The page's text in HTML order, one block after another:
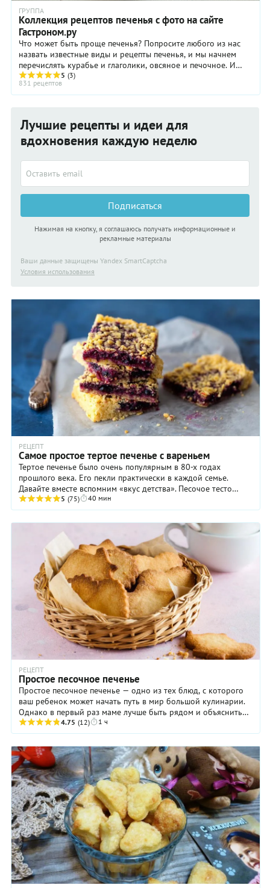
ГРУППА
Коллекция рецептов печенья с фото на сайте
Гастроном.ру
Что может быть проще печенья? Попросите любого из нас
назвать известные виды и рецепты печенья, и мы начнем
перечислять курабье и глаголики, овсяное и печочное. И
хотя видов печенья довольно ...
5 (3)
831 рецептов
Лучшие рецепты и идеи для
вдохновения каждую неделю
Подписаться
Нажимая на кнопку, я соглашаюсь получать информационные и
рекламные материалы
Ваши данные защищены Yandex SmartCaptcha
Условия использования
РЕЦЕПТ
Самое простое тертое печенье с вареньем
Тертое печенье было очень популярным в 80-х годах
прошлого века. Его пекли практически в каждой семье.
Давайте вместе вспомним «вкус детства». Песочое тесто
прекрасно хранится в морозильнике до трех ...
5 (75) 40 мин
РЕЦЕПТ
Простое песочное печенье
Простое песочное печенье — одно из тех блюд, с которого
ваш ребенок может начать путь в мир большой кулинарии.
Однако в первый раз маме лучше быть рядом и объяснить
некоторые неочевидные для юного ...
4.75 (12) 1 ч